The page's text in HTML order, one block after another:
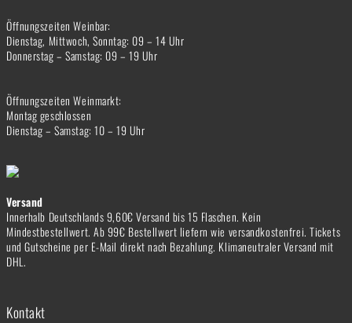
Öffnungszeiten Weinbar:
Dienstag, Mittwoch, Sonntag: 09 – 14 Uhr
Donnerstag – Samstag: 09 – 19 Uhr
Öffnungszeiten Weinmarkt:
Montag geschlossen
Dienstag – Samstag: 10 – 19 Uhr
Versand
Innerhalb Deutschlands 9,60€ Versand bis 15 Flaschen. Kein
Mindestbestellwert. Ab 99€ Bestellwert liefern wie versandkostenfrei. Tickets
und Gutscheine per E-Mail direkt nach Bezahlung. Klimaneutraler Versand mit
DHL.
Kontakt